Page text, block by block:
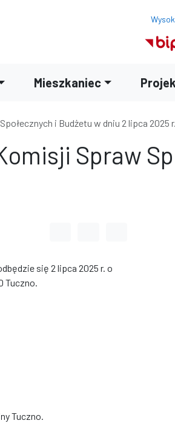
Mieszkaniec
i Budżetu w dniu 2 lipca 2025 r.
Spraw
się 2 lipca 2025 r. o
Tuczno.
Tuczno.